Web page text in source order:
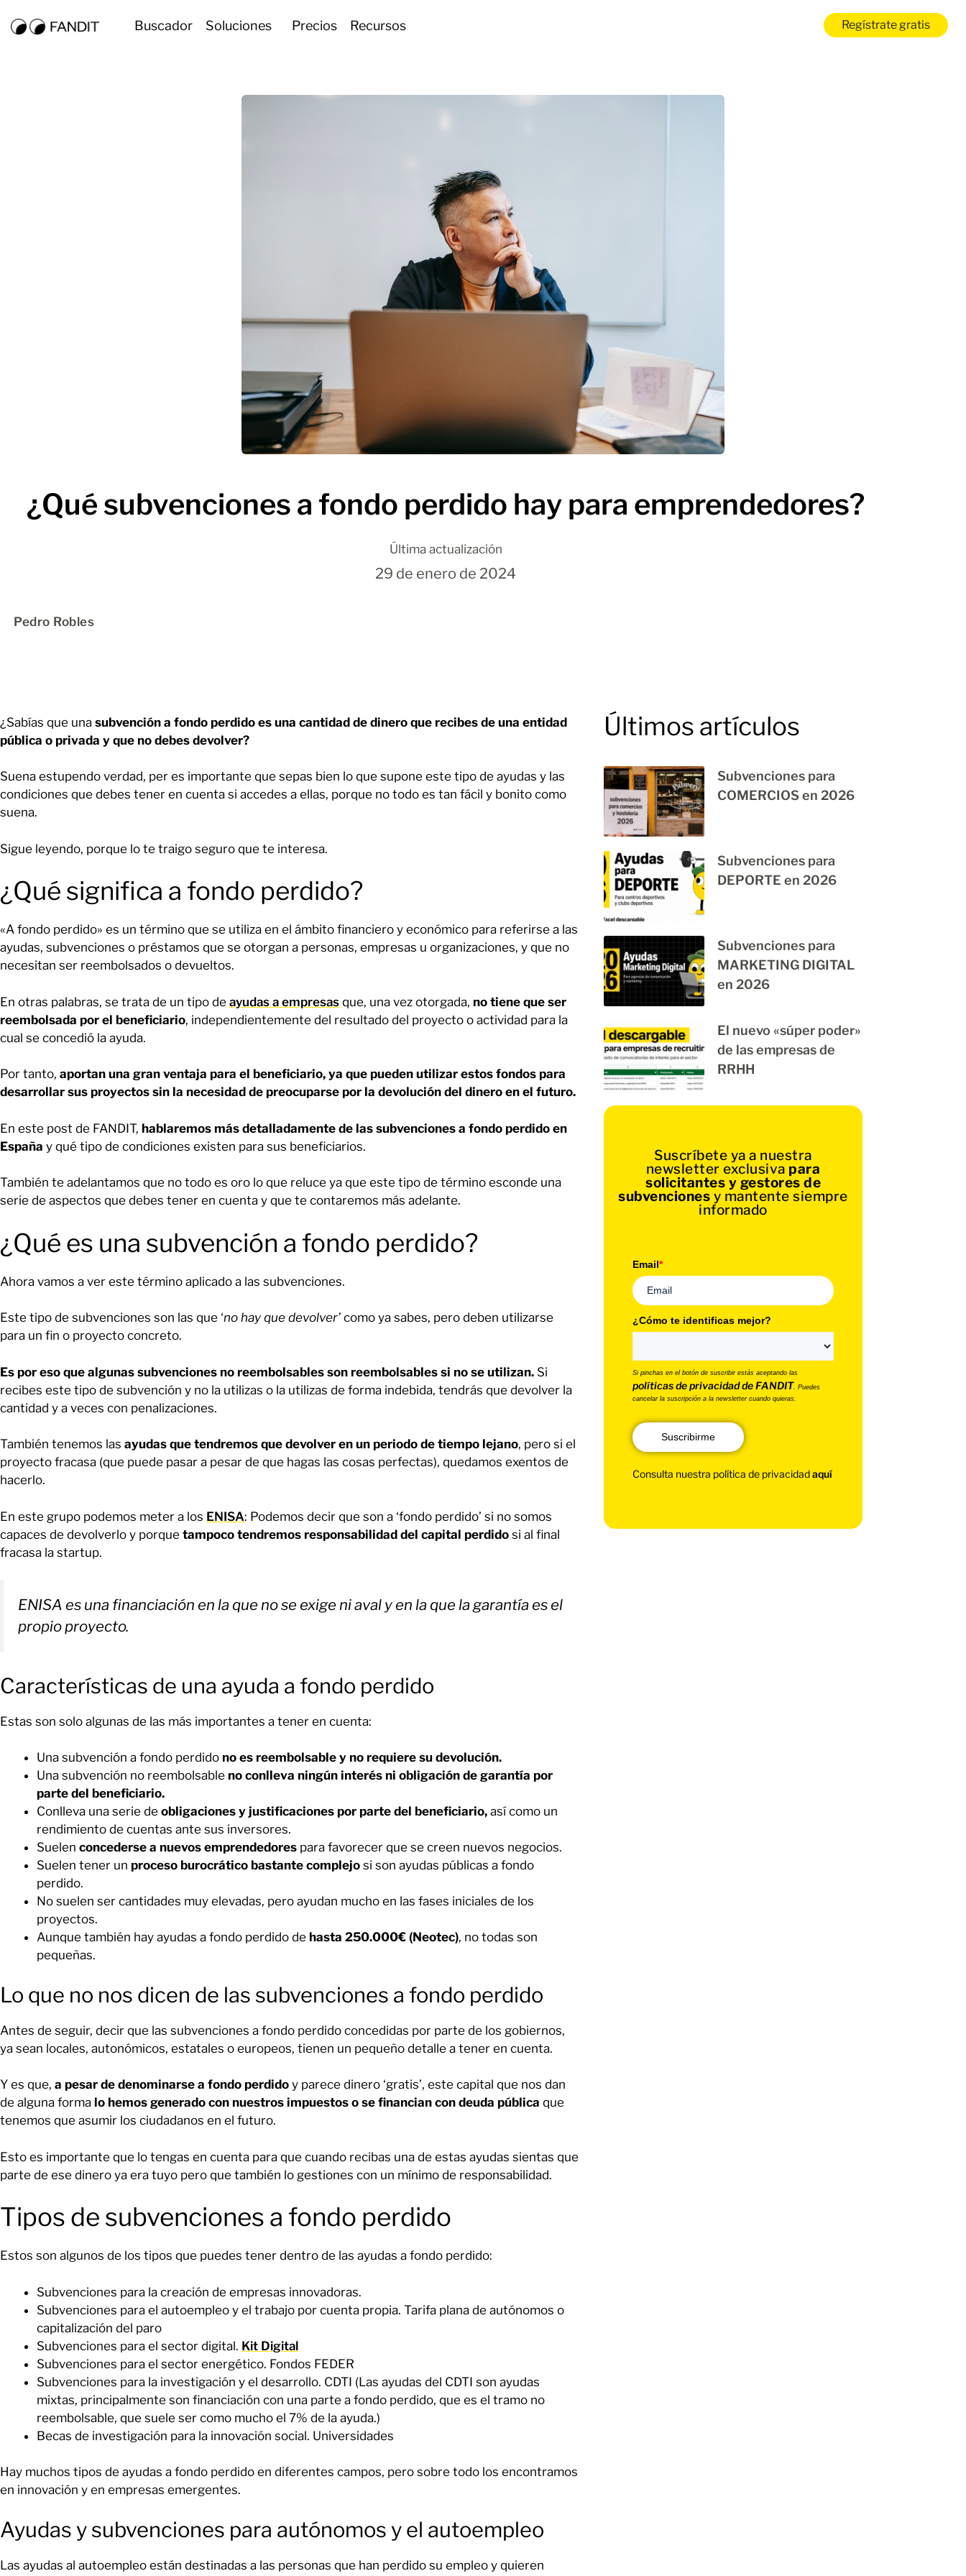
Buscador Soluciones Precios Recursos Regístrate gratis
¿Qué subvenciones a fondo perdido hay para emprendedores?
Última actualización
29 de enero de 2024
Pedro Robles
¿Sabías que una subvención a fondo perdido es una cantidad de dinero que recibes de una entidad
pública o privada y que no debes devolver?
Suena estupendo verdad, per es importante que sepas bien lo que supone este tipo de ayudas y las
condiciones que debes tener en cuenta si accedes a ellas, porque no todo es tan fácil y bonito como
suena.
Sigue leyendo, porque lo te traigo seguro que te interesa.
¿Qué significa a fondo perdido?
«A fondo perdido» es un término que se utiliza en el ámbito financiero y económico para referirse a las
ayudas, subvenciones o préstamos que se otorgan a personas, empresas u organizaciones, y que no
necesitan ser reembolsados o devueltos.
En otras palabras, se trata de un tipo de ayudas a empresas que, una vez otorgada, no tiene que ser
reembolsada por el beneficiario, independientemente del resultado del proyecto o actividad para la
cual se concedió la ayuda.
Por tanto, aportan una gran ventaja para el beneficiario, ya que pueden utilizar estos fondos para
desarrollar sus proyectos sin la necesidad de preocuparse por la devolución del dinero en el futuro.
En este post de FANDIT, hablaremos más detalladamente de las subvenciones a fondo perdido en
España y qué tipo de condiciones existen para sus beneficiarios.
También te adelantamos que no todo es oro lo que reluce ya que este tipo de término esconde una
serie de aspectos que debes tener en cuenta y que te contaremos más adelante.
¿Qué es una subvención a fondo perdido?
Ahora vamos a ver este término aplicado a las subvenciones.
Este tipo de subvenciones son las que ‘no hay que devolver’ como ya sabes, pero deben utilizarse
para un fin o proyecto concreto.
Es por eso que algunas subvenciones no reembolsables son reembolsables si no se utilizan. Si
recibes este tipo de subvención y no la utilizas o la utilizas de forma indebida, tendrás que devolver la
cantidad y a veces con penalizaciones.
También tenemos las ayudas que tendremos que devolver en un periodo de tiempo lejano, pero si el
proyecto fracasa (que puede pasar a pesar de que hagas las cosas perfectas), quedamos exentos de
hacerlo.
En este grupo podemos meter a los ENISA: Podemos decir que son a ‘fondo perdido’ si no somos
capaces de devolverlo y porque tampoco tendremos responsabilidad del capital perdido si al final
fracasa la startup.
ENISA es una financiación en la que no se exige ni aval y en la que la garantía es el
propio proyecto.
Características de una ayuda a fondo perdido
Estas son solo algunas de las más importantes a tener en cuenta:
Una subvención a fondo perdido no es reembolsable y no requiere su devolución.
Una subvención no reembolsable no conlleva ningún interés ni obligación de garantía por
parte del beneficiario.
Conlleva una serie de obligaciones y justificaciones por parte del beneficiario, así como un
rendimiento de cuentas ante sus inversores.
Suelen concederse a nuevos emprendedores para favorecer que se creen nuevos negocios.
Suelen tener un proceso burocrático bastante complejo si son ayudas públicas a fondo
perdido.
No suelen ser cantidades muy elevadas, pero ayudan mucho en las fases iniciales de los
proyectos.
Aunque también hay ayudas a fondo perdido de hasta 250.000€ (Neotec), no todas son
pequeñas.
Lo que no nos dicen de las subvenciones a fondo perdido
Antes de seguir, decir que las subvenciones a fondo perdido concedidas por parte de los gobiernos,
ya sean locales, autonómicos, estatales o europeos, tienen un pequeño detalle a tener en cuenta.
Y es que, a pesar de denominarse a fondo perdido y parece dinero ‘gratis’, este capital que nos dan
de alguna forma lo hemos generado con nuestros impuestos o se financian con deuda pública que
tenemos que asumir los ciudadanos en el futuro.
Esto es importante que lo tengas en cuenta para que cuando recibas una de estas ayudas sientas que
parte de ese dinero ya era tuyo pero que también lo gestiones con un mínimo de responsabilidad.
Tipos de subvenciones a fondo perdido
Estos son algunos de los tipos que puedes tener dentro de las ayudas a fondo perdido:
Subvenciones para la creación de empresas innovadoras.
Subvenciones para el autoempleo y el trabajo por cuenta propia. Tarifa plana de autónomos o
capitalización del paro
Subvenciones para el sector digital. Kit Digital
Subvenciones para el sector energético. Fondos FEDER
Subvenciones para la investigación y el desarrollo. CDTI (Las ayudas del CDTI son ayudas
mixtas, principalmente son financiación con una parte a fondo perdido, que es el tramo no
reembolsable, que suele ser como mucho el 7% de la ayuda.)
Becas de investigación para la innovación social. Universidades
Hay muchos tipos de ayudas a fondo perdido en diferentes campos, pero sobre todo los encontramos
en innovación y en empresas emergentes.
Ayudas y subvenciones para autónomos y el autoempleo
Las ayudas al autoempleo están destinadas a las personas que han perdido su empleo y quieren
Últimos artículos
Subvenciones para
COMERCIOS en 2026
Subvenciones para
DEPORTE en 2026
Subvenciones para
MARKETING DIGITAL
en 2026
El nuevo «súper poder»
de las empresas de
RRHH
Suscríbete ya a nuestra
newsletter exclusiva para
solicitantes y gestores de
subvenciones y mantente siempre
informado
Email*
¿Cómo te identificas mejor?
Si pinchas en el botón de suscribir estás aceptando las
políticas de privacidad de FANDIT . Puedes
cancelar la suscripción a la newsletter cuando quieras.
Suscribirme
Consulta nuestra política de privacidadaquí